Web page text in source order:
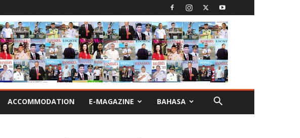
ACCOMMODATION E-MAGAZINE BAHASA